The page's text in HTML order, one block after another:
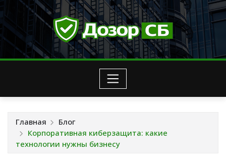
Перейти
к
содержимому
Главная
Блог
Корпоративная киберзащита: какие
технологии нужны бизнесу